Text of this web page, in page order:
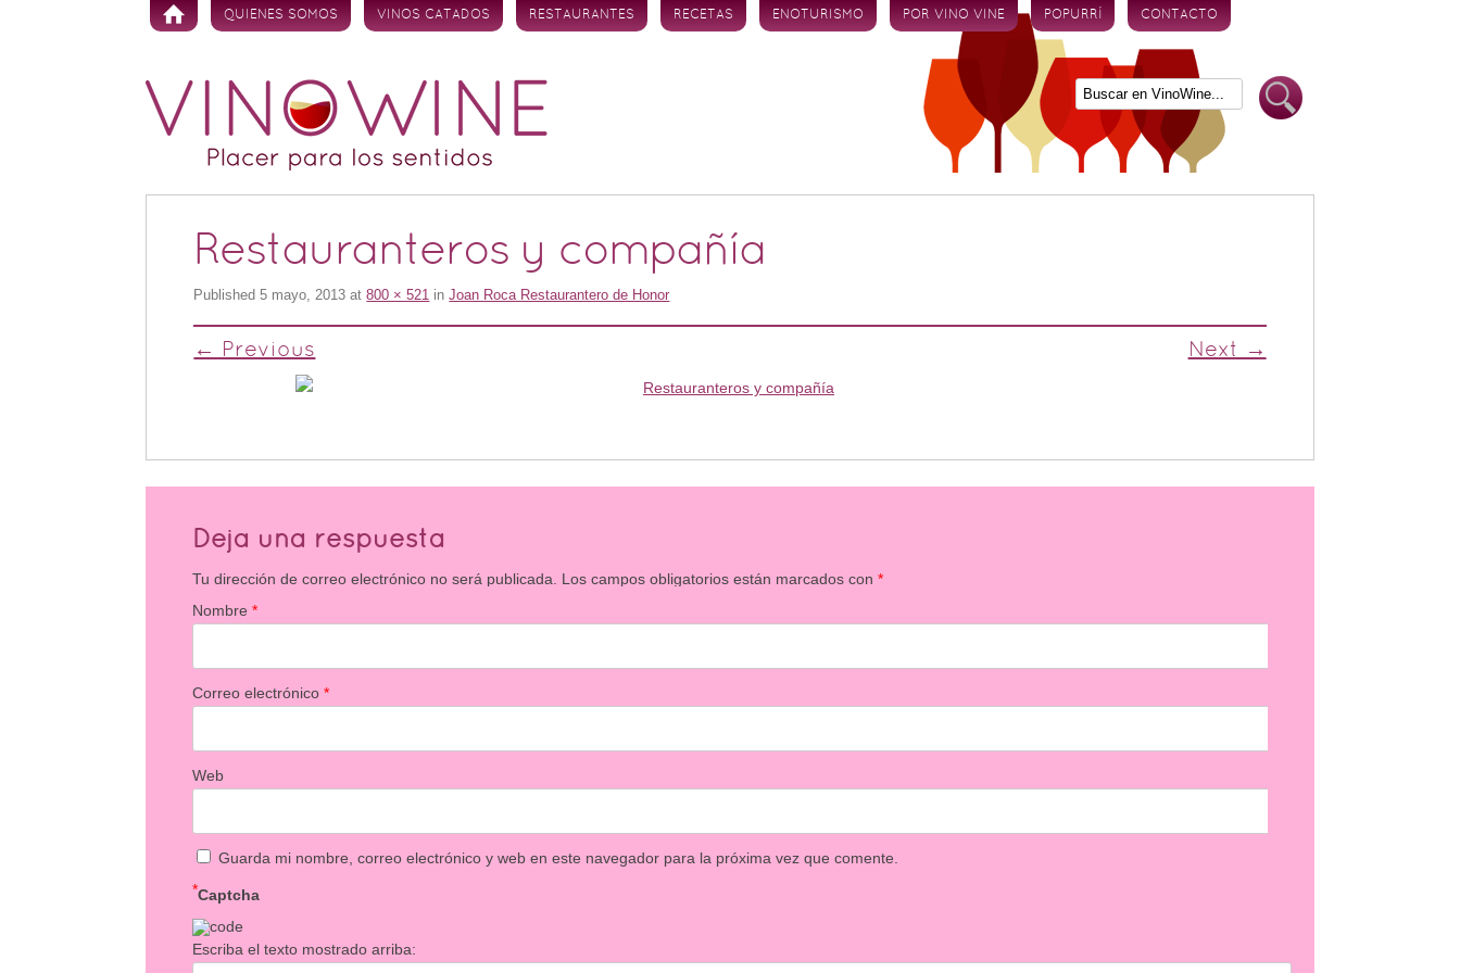
Skip to content
QUIENES SOMOS VINOS CATADOS RESTAURANTES RECETAS ENOTURISMO POR VINO VINE POPURRÍ CONTACTO
Restauranteros y compañía
Published5 mayo, 2013 at800 × 521 inJoan Roca Restaurantero de Honor
← Previous Next →
Deja una respuesta
Tu dirección de correo electrónico no será publicada. Los campos obligatorios están marcados con*
Nombre*
Correo electrónico*
Web
Guarda mi nombre, correo electrónico y web en este navegador para la próxima vez que comente.
Captcha
*
Escriba el texto mostrado arriba: